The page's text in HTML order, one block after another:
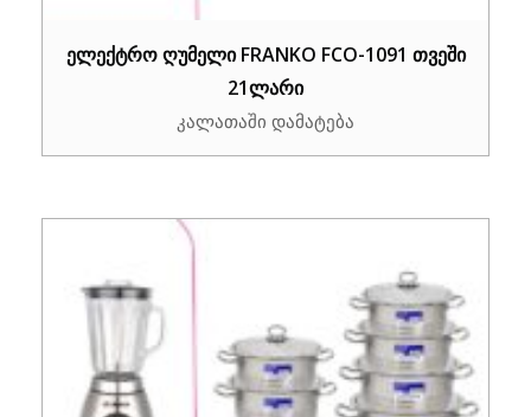
ელექტრო ღუმელი FRANKO FCO-1091 თვეში
21ლარი
კალათაში დამატება